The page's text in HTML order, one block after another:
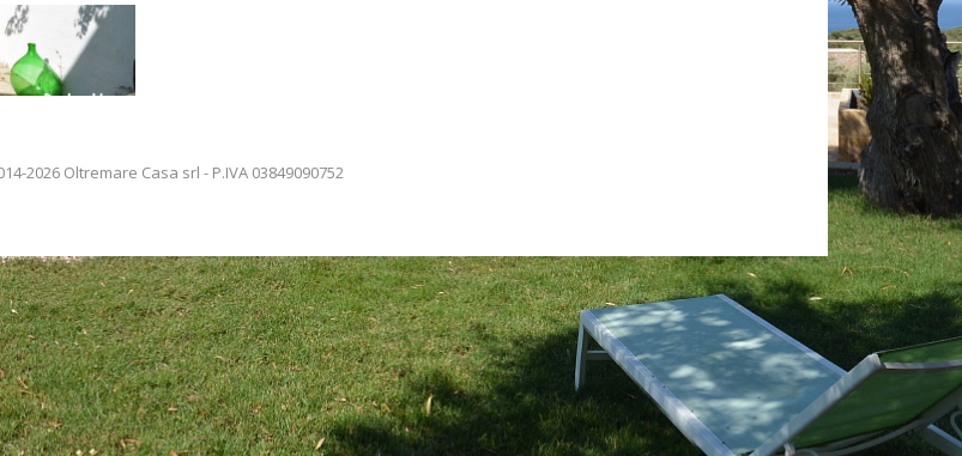
2026 Oltremare Casa srl - P.IVA 03849090752